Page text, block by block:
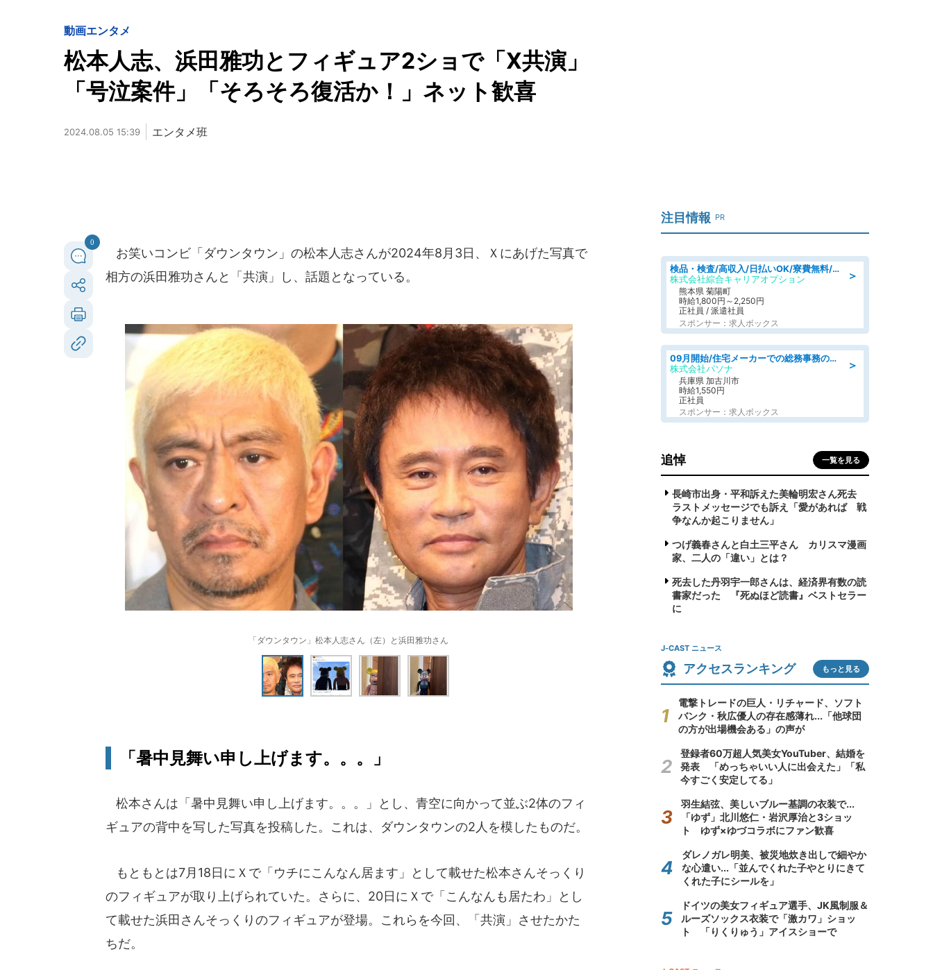
動画エンタメ
松本人志、浜田雅功とフィギュア2ショで「X共演」
「号泣案件」「そろそろ復活か！」ネット歓喜
2024.08.05 15:39 エンタメ班
0
お笑いコンビ「ダウンタウン」の松本人志さんが2024年8月3日、Ｘにあげた写真で
相方の浜田雅功さんと「共演」し、話題となっている。
「ダウンタウン」松本人志さん（左）と浜田雅功さん
「暑中見舞い申し上げます。。。」
松本さんは「暑中見舞い申し上げます。。。」とし、青空に向かって並ぶ2体のフィ
ギュアの背中を写した写真を投稿した。これは、ダウンタウンの2人を模したものだ。
もともとは7月18日にＸで「ウチにこんなん居ます」として載せた松本さんそっくり
のフィギュアが取り上げられていた。さらに、20日にＸで「こんなんも居たわ」とし
て載せた浜田さんそっくりのフィギュアが登場。これらを今回、「共演」させたかた
ちだ。
注目情報 PR
＞
検品・検査/高収入/日払いOK/寮費無料/日勤/20・30・40代活躍中
株式会社綜合キャリアオプション
熊本県 菊陽町
時給1,800円～2,250円
正社員 / 派遣社員
スポンサー：求人ボックス
＞
09月開始/住宅メーカーでの総務事務のお仕事/駅近/車通勤可/一般事務/人事労務
株式会社パソナ
兵庫県 加古川市
時給1,550円
正社員
スポンサー：求人ボックス
追悼 一覧を見る
長崎市出身・平和訴えた美輪明宏さん死去
ラストメッセージでも訴え「愛があれば 戦
争なんか起こりません」
つげ義春さんと白土三平さん カリスマ漫画
家、二人の「違い」とは？
死去した丹羽宇一郎さんは、経済界有数の読
書家だった 『死ぬほど読書』ベストセラー
に
J-CAST ニュース
アクセスランキング もっと見る
電撃トレードの巨人・リチャード、ソフト
バンク・秋広優人の存在感薄れ...「他球団
の方が出場機会ある」の声が
登録者60万超人気美女YouTuber、結婚を
発表 「めっちゃいい人に出会えた」「私
今すごく安定してる」
羽生結弦、美しいブルー基調の衣装で...
「ゆず」北川悠仁・岩沢厚治と3ショッ
ト ゆず×ゆづコラボにファン歓喜
ダレノガレ明美、被災地炊き出しで細やか
な心遣い...「並んでくれた子やとりにきて
くれた子にシールを」
ドイツの美女フィギュア選手、JK風制服＆
ルーズソックス衣装で「激カワ」ショッ
ト 「りくりゅう」アイスショーで